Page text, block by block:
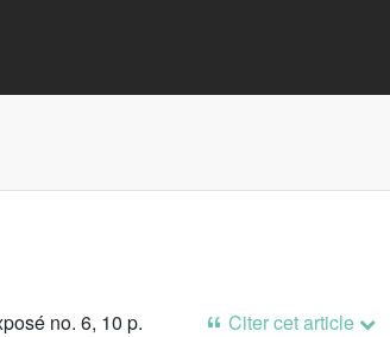
no. 6, 10 p.
Citer cet article